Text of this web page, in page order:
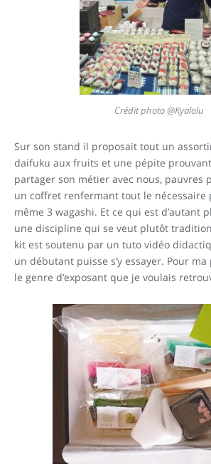
Crédit photo @Kyalolu
Sur son stand il proposait tout un
daifuku aux fruits et une pépite
partager son métier avec nous, pauvres
un coffret renfermant tout le nécessaire
même 3 wagashi. Et ce qui est d’autant
une discipline qui se veut plutôt
kit est soutenu par un tuto vidéo
un débutant puisse s’y essayer. Pour
le genre d’exposant que je voulais